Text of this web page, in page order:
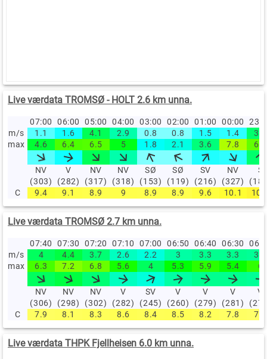
Live værdata TROMSØ - HOLT 2.6 km unna.
07:00 06:00 05:00 04:00 03:00 02:00 01:00 00:00
m/s
1.1 1.6 4.1 2.9 0.8 0.8 1.5 1.4
3.8
max
4.6 6.4 6.5 5 1.8 2.1 3.6 7.8 6.7
NV
(303)
V
(282)
NV
(317)
NV
(318)
SØ
(153)
SØ
(119)
SV
(216)
NV
(327)
S
C
9.4 9.1 8.9 9 8.9 8.9 9.6 10.1
Live værdata TROMSØ 2.7 km unna.
07:40 07:30 07:20 07:10 07:00 06:50 06:40 06:30
m/s
4 4.4 3.7 2.6 2.2 3 3.3 3.3
3.2
max
6.3 7.2 6.8 5.6 4 5.3 5.9 5.4 6
NV
(306)
NV
(298)
NV
(302)
V
(282)
SV
(245)
V
(260)
V
(279)
V
(281)
V
C
7.9 8.1 8.3 8.6 8.4 8.5 8.2 7.8 7.6
Live værdata THPK Fjellheisen 6.0 km unna.